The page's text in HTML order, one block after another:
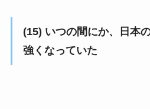
(15) いつの間にか、日本
強くなっていた